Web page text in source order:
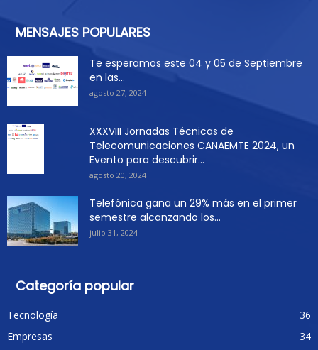
MENSAJES POPULARES
Te esperamos este 04 y 05 de Septiembre
en las...
agosto 27, 2024
XXXVIII Jornadas Técnicas de
Telecomunicaciones CANAEMTE 2024, un
Evento para descubrir...
agosto 20, 2024
Telefónica gana un 29% más en el primer
semestre alcanzando los...
julio 31, 2024
Categoría popular
Tecnología
36
Empresas
34